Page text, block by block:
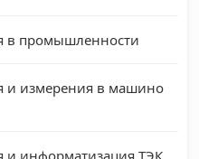
в промышленности
и измерения в машино
и информатизация ТЭК